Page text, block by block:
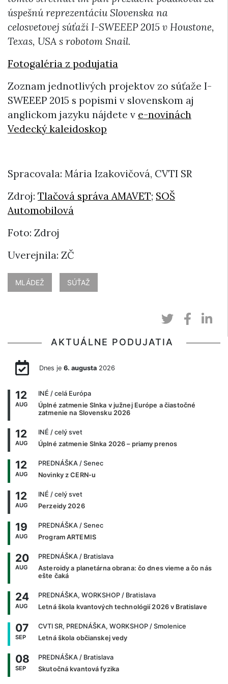
úspešnú reprezentáciu Slovenska na
celosvetovej súťaži I-SWEEEP 2015 v Houstone,
Texas, USA s robotom Snail.
Fotogaléria z podujatia
Zoznam jednotlivých projektov zo súťaže I-
SWEEEP 2015 s popismi v slovenskom aj
anglickom jazyku nájdete v e-novinách
Vedecký kaleidoskop
Spracovala: Mária Izakovičová, CVTI SR
Zdroj: Tlačová správa AMAVET; SOŠ
Automobilová
Foto: Zdroj
Uverejnila: ZČ
MLÁDEŽ SÚŤAŽ
AKTUÁLNE PODUJATIA
Dnes je 6. augusta2026
12
AUG
INÉ / celá Európa
Úplné zatmenie Slnka v južnej Európe a čiastočné
zatmenie na Slovensku 2026
12
AUG
INÉ / celý svet
Úplné zatmenie Slnka 2026 – priamy prenos
12
AUG
PREDNÁŠKA / Senec
Novinky z CERN-u
12
AUG
INÉ / celý svet
Perzeidy 2026
19
AUG
PREDNÁŠKA / Senec
Program ARTEMIS
20
AUG
PREDNÁŠKA / Bratislava
Asteroidy a planetárna obrana: čo dnes vieme a čo nás
ešte čaká
24
AUG
PREDNÁŠKA, WORKSHOP / Bratislava
Letná škola kvantových technológií 2026 v Bratislave
07
SEP
CVTI SR, PREDNÁŠKA, WORKSHOP / Smolenice
Letná škola občianskej vedy
08
SEP
PREDNÁŠKA / Bratislava
Skutočná kvantová fyzika